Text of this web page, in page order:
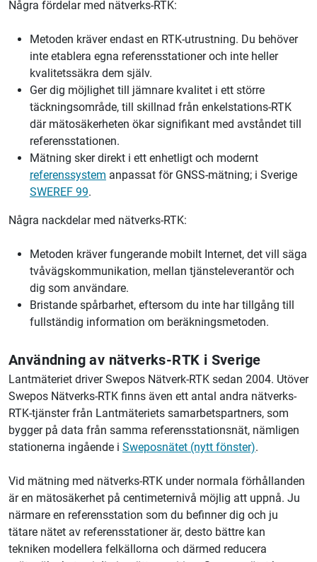
Några fördelar med nätverks-RTK:
Metoden kräver endast en RTK-utrustning. Du behöver
inte etablera egna referensstationer och inte heller
kvalitetssäkra dem själv.
Ger dig möjlighet till jämnare kvalitet i ett större
täckningsområde, till skillnad från enkelstations-RTK
där mätosäkerheten ökar signifikant med avståndet till
referensstationen.
Mätning sker direkt i ett enhetligt och modernt
referenssystem anpassat för GNSS-mätning; i Sverige
SWEREF 99.
Några nackdelar med nätverks-RTK:
Metoden kräver fungerande mobilt Internet, det vill säga
tvåvägskommunikation, mellan tjänsteleverantör och
dig som användare.
Bristande spårbarhet, eftersom du inte har tillgång till
fullständig information om beräkningsmetoden.
Användning av nätverks-RTK i Sverige
Lantmäteriet driver Swepos Nätverk-RTK sedan 2004. Utöver
Swepos Nätverks-RTK finns även ett antal andra nätverks-
RTK-tjänster från Lantmäteriets samarbetspartners, som
bygger på data från samma referensstationsnät, nämligen
stationerna ingående i Sweposnätet (nytt fönster).
Vid mätning med nätverks-RTK under normala förhållanden
är en mätosäkerhet på centimeternivå möjlig att uppnå. Ju
närmare en referensstation som du befinner dig och ju
tätare nätet av referensstationer är, desto bättre kan
tekniken modellera felkällorna och därmed reducera